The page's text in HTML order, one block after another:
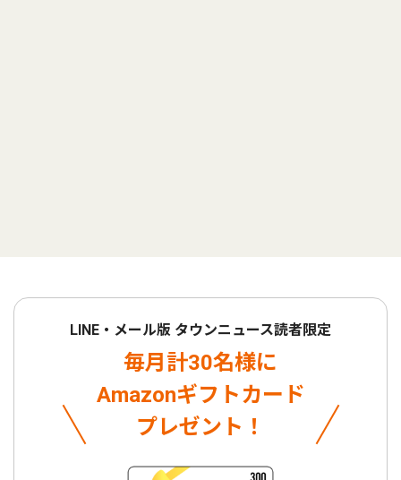
LINE・メール版 タウンニュース読者限定
毎月計30名様に
Amazonギフトカード
プレゼント！